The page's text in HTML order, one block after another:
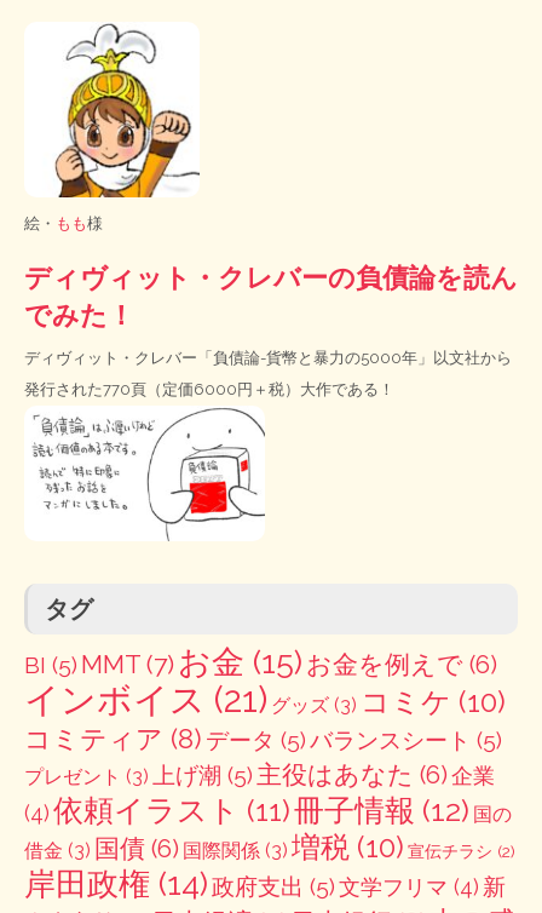
絵・ もも様
ディヴィット・クレバーの負債論を読ん
でみた！
ディヴィット・クレバー「負債論-貨幣と暴力の5000年」以文社から
発行された770頁（定価6000円＋税）大作である！
タグ
BI (5) MMT (7) お金 (15) お金を例えで (6)
インボイス (21) グッズ (3) コミケ (10)
コミティア (8) データ (5)バランスシート (5)
プレゼント (3) 上げ潮 (5) 主役はあなた (6)企業
(4)依頼イラスト (11)冊子情報 (12) 国の
借金 (3) 国債 (6) 国際関係 (3) 増税 (10) 宣伝チラシ (2)
岸田政権 (14)政府支出 (5)文学フリマ (4) 新